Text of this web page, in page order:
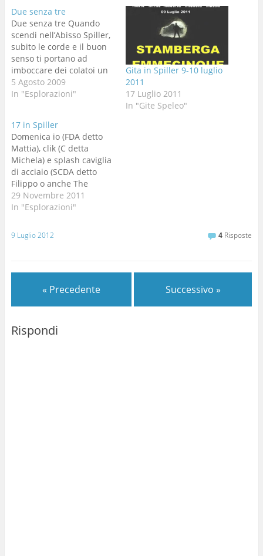
Due senza tre
Due senza tre Quando
scendi nell’Abisso Spiller,
subito le corde e il buon
senso ti portano ad
imboccare dei colatoi un
po’ umidi ed un po’
discosti dalla verticale, in
accoglie con un’occhiaia
scura e vuota. Sabato 25
luglio il teschio…
5 Agosto 2009
In "Esplorazioni"
Gita in Spiller 9-10 luglio
2011
17 Luglio 2011
In "Gite Speleo"
17 in Spiller
Domenica io (FDA detto
Mattia), clik (C detta
Michela) e splash caviglia
di acciaio (SCDA detto
Filippo o anche The
President) abbiamo
deciso di andare nel
questa estate nel pozzo
da 80 in Spiller in una
29 Novembre 2011
In "Esplorazioni"
9 Luglio 2012 4 Risposte
« Precedente Successivo »
Rispondi